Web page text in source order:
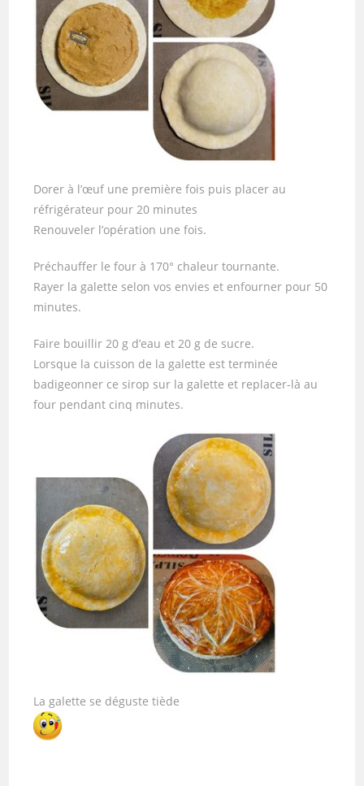
Dorer à l’œuf une première fois puis placer au
réfrigérateur pour 20 minutes
Renouveler l’opération une fois.
Préchauffer le four à 170° chaleur tournante.
Rayer la galette selon vos envies et enfourner pour 50
minutes.
Faire bouillir 20 g d’eau et 20 g de sucre.
Lorsque la cuisson de la galette est terminée
badigeonner ce sirop sur la galette et replacer-là au
four pendant cinq minutes.
La galette se déguste tiède